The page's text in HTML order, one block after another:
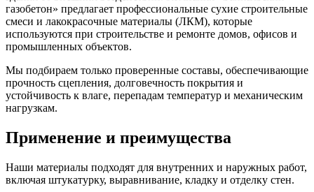
газобетон» предлагает профессиональные сухие строительные
смеси и лакокрасочные материалы (ЛКМ), которые
используются при строительстве и ремонте домов, офисов и
промышленных объектов.
Мы подбираем только проверенные составы, обеспечивающие
прочность сцепления, долговечность покрытия и
устойчивость к влаге, перепадам температур и механическим
нагрузкам.
Применение и преимущества
Наши материалы подходят для внутренних и наружных работ,
включая штукатурку, выравнивание, кладку и отделку стен.